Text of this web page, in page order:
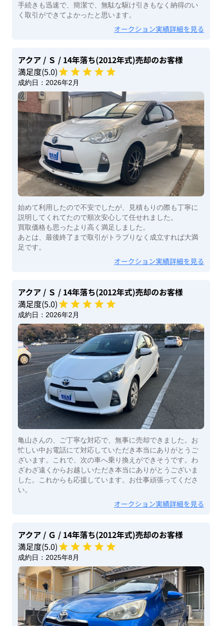
手続きも迅速で、簡潔で、無駄な駆け引きもなく納得のい
く取引ができてよかったと思います。
オークション実績詳細を見る
アクア / Ｓ / 14年落ち(2012年式)売却のお客様
満足度(5.0)
成約日： 2026年2月
始めて利用したので不安でしたが、見積もりの際も丁寧に
説明してくれてたので順次安心して任せれました。
買取価格も思ったより高く満足しました。
あとは、最後終了まで取引がトラブりなく成立すれば大満
足です。
オークション実績詳細を見る
アクア / Ｓ / 14年落ち(2012年式)売却のお客様
満足度(5.0)
成約日： 2026年2月
亀山さんの、ご丁寧な対応で、無事に売却できました。お
忙しい中お電話にて対応していただき本当にありがとうご
ざいます。これで、次の車へ乗り換えができそうです。わ
ざわざ遠くからお越しいただき本当にありがとうございま
した。これからも応援しています。お仕事頑張ってくださ
い。
オークション実績詳細を見る
アクア / Ｇ / 14年落ち(2012年式)売却のお客様
満足度(5.0)
成約日： 2025年8月